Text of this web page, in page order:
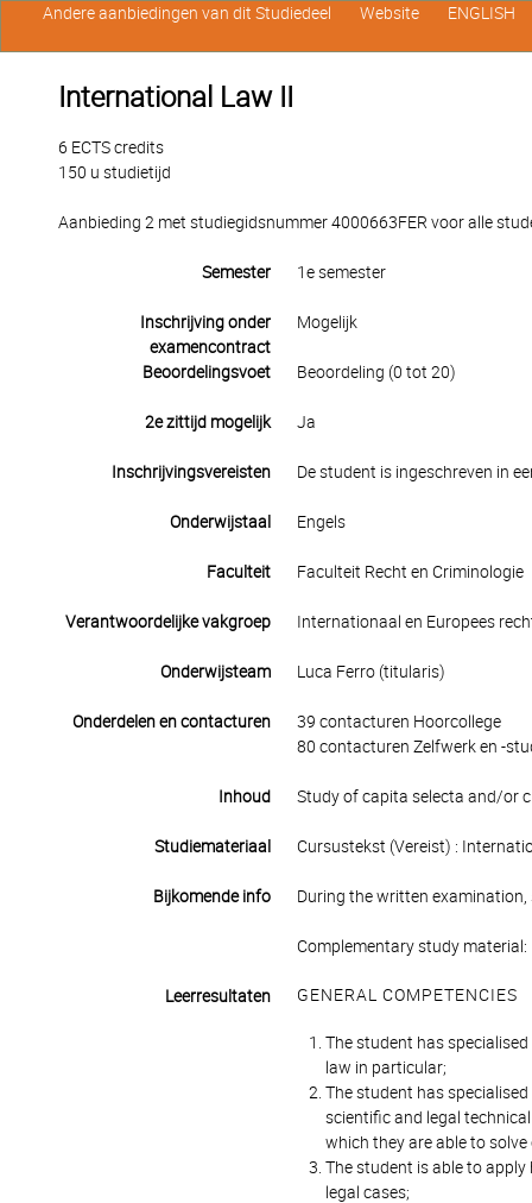
International Law II
6 ECTS credits
150 u studietijd
Aanbieding 2 met studiegidsnummer 4000663FER voor alle
Semester 1e semester
Inschrijving onder
examencontract
Mogelijk
Beoordelingsvoet Beoordeling (0 tot 20)
2e zittijd mogelijk Ja
Inschrijvingsvereisten De student is ingeschreven in
Onderwijstaal Engels
Faculteit Faculteit Recht en Criminologie
Verantwoordelijke vakgroep Internationaal en Europees
Onderwijsteam Luca Ferro (titularis)
Onderdelen en contacturen
39 contacturen Hoorcollege
80 contacturen Zelfwerk en -
Inhoud Study of capita selecta and/or
Studiemateriaal Cursustekst (Vereist) :
Bijkomende info During the written
Complementary study
Leerresultaten GENERAL COMPETENCIES
The student has
law in particular;
The student has
scientific and legal
which they are able to
The student is able to
legal cases;
Andere aanbiedingen van dit Studiedeel Website ENGLISH